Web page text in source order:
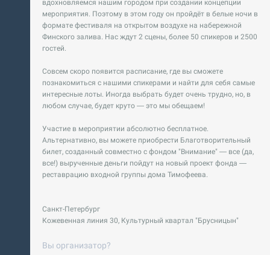
вдохновляемся нашим городом при создании концепции
мероприятия. Поэтому в этом году он пройдёт в белые ночи в
формате фестиваля на открытом воздухе на набережной
Финского залива. Нас ждут 2 сцены, более 50 спикеров и 2500
гостей.
Совсем скоро появится расписание, где вы сможете
познакомиться с нашими спикерами и найти для себя самые
интересные лоты. Иногда выбрать будет очень трудно, но, в
любом случае, будет круто — это мы обещаем!
Участие в мероприятии абсолютно бесплатное.
Альтернативно, вы можете приобрести Благотворительный
билет, созданный совместно с фондом "Внимание" — все (да,
все!) вырученные деньги пойдут на новый проект фонда —
реставрацию входной группы дома Тимофеева.
Санкт-Петербург
Кожевенная линия 30, Культурный квартал "Брусницын"
Вы организатор?